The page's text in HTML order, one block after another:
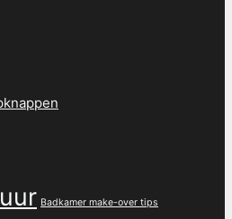
Badkamer make-over tips